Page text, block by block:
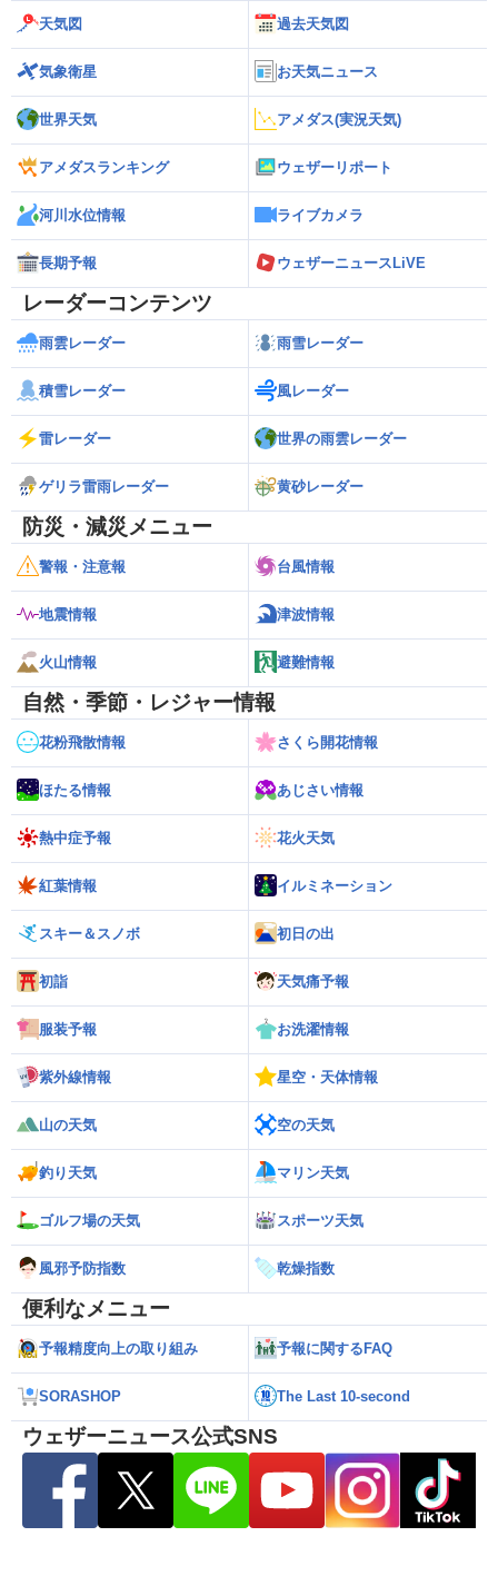
天気図 過去天気図
気象衛星 お天気ニュース
世界天気 アメダス(実況天気)
アメダスランキング ウェザーリポート
河川水位情報 ライブカメラ
長期予報 ウェザーニュースLiVE
レーダーコンテンツ
雨雲レーダー 雨雪レーダー
積雪レーダー 風レーダー
雷レーダー 世界の雨雲レーダー
ゲリラ雷雨レーダー 黄砂レーダー
防災・減災メニュー
警報・注意報 台風情報
地震情報 津波情報
火山情報 避難情報
自然・季節・レジャー情報
花粉飛散情報 さくら開花情報
ほたる情報 あじさい情報
熱中症予報 花火天気
紅葉情報 イルミネーション
スキー＆スノボ 初日の出
初詣 天気痛予報
服装予報 お洗濯情報
紫外線情報 星空・天体情報
山の天気 空の天気
釣り天気 マリン天気
ゴルフ場の天気 スポーツ天気
風邪予防指数 乾燥指数
便利なメニュー
予報精度向上の取り組み 予報に関するFAQ
SORASHOP The Last 10-second
ウェザーニュース公式SNS